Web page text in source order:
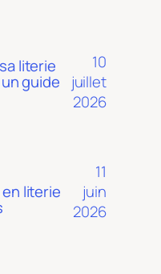
literie
guide
10
juillet
2026
literie
11
juin
2026